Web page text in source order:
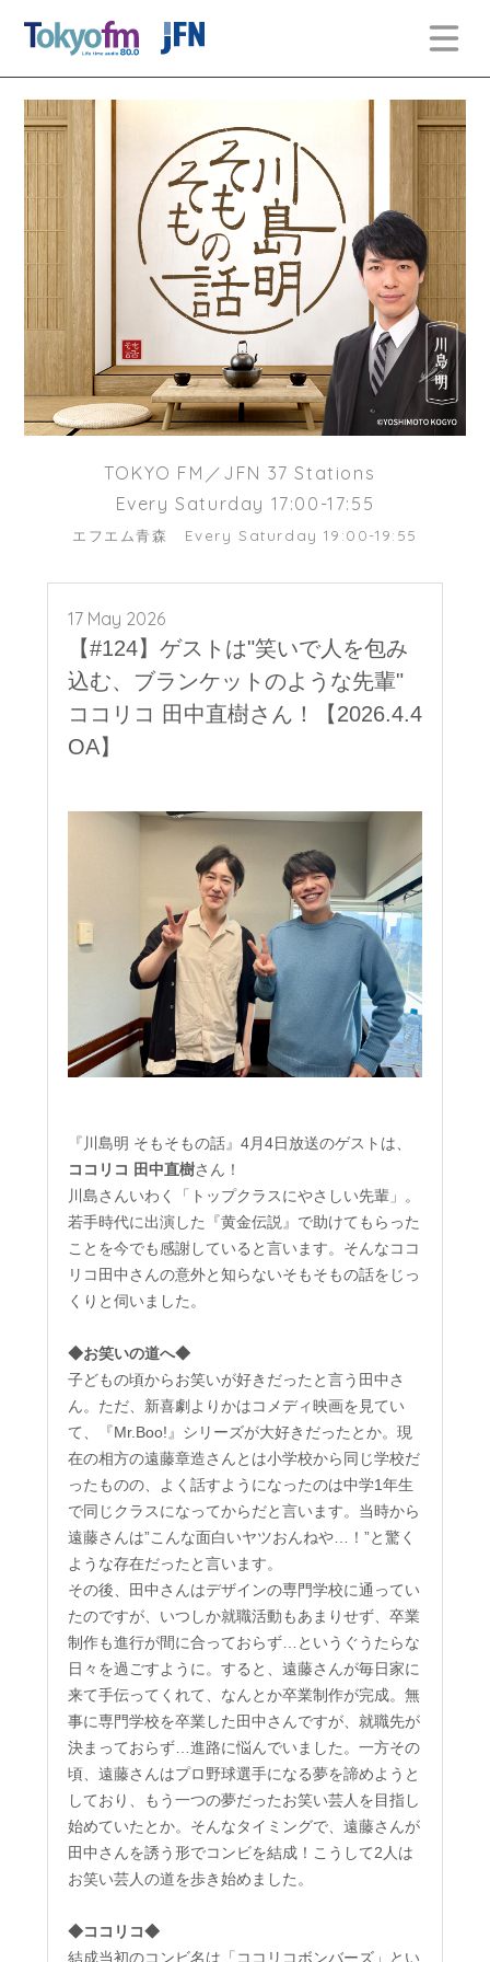
TOKYO FM／JFN 37 Stations
Every Saturday 17:00-17:55
エフエム青森 Every Saturday 19:00-19:55
17 May 2026
【#124】ゲストは"笑いで人を包み
込む、ブランケットのような先輩"
ココリコ 田中直樹さん！【2026.4.4
OA】
『川島明 そもそもの話』4月4日放送のゲストは、
ココリコ 田中直樹さん！
川島さんいわく「トップクラスにやさしい先輩」。
若手時代に出演した『黄金伝説』で助けてもらった
ことを今でも感謝していると言います。そんなココ
リコ田中さんの意外と知らないそもそもの話をじっ
くりと伺いました。
◆お笑いの道へ◆
子どもの頃からお笑いが好きだったと言う田中さ
ん。ただ、新喜劇よりかはコメディ映画を見てい
て、『Mr.Boo!』シリーズが大好きだったとか。現
在の相方の遠藤章造さんとは小学校から同じ学校だ
ったものの、よく話すようになったのは中学1年生
で同じクラスになってからだと言います。当時から
遠藤さんは”こんな面白いヤツおんねや…！”と驚く
ような存在だったと言います。
その後、田中さんはデザインの専門学校に通ってい
たのですが、いつしか就職活動もあまりせず、卒業
制作も進行が間に合っておらず…というぐうたらな
日々を過ごすように。すると、遠藤さんが毎日家に
来て手伝ってくれて、なんとか卒業制作が完成。無
事に専門学校を卒業した田中さんですが、就職先が
決まっておらず…進路に悩んでいました。一方その
頃、遠藤さんはプロ野球選手になる夢を諦めようと
しており、もう一つの夢だったお笑い芸人を目指し
始めていたとか。そんなタイミングで、遠藤さんが
田中さんを誘う形でコンビを結成！こうして2人は
お笑い芸人の道を歩き始めました。
◆ココリコ◆
結成当初のコンビ名は「ココリコボンバーズ」とい